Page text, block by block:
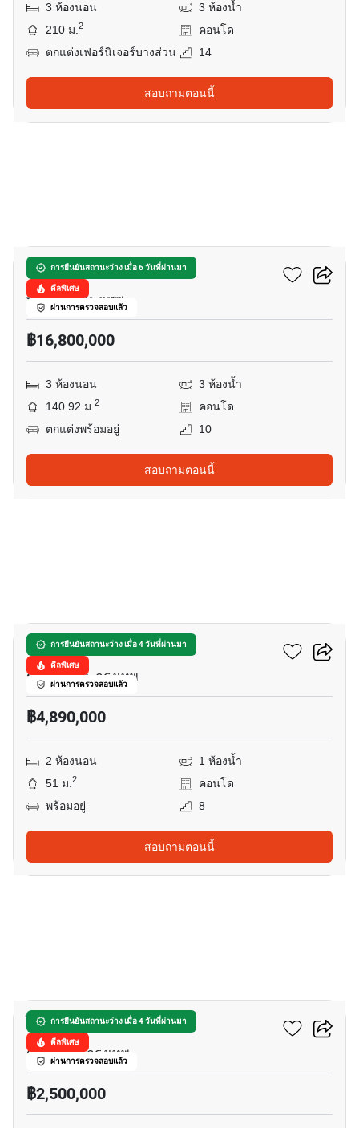
3 ห้องนอน
3 ห้องน้ำ
210 ม.2
คอนโด
ตกแต่งเฟอร์นิเจอร์บางส่วน
14
สอบถามตอนนี้
การยืนยันสถานะว่าง เมื่อ 6 วันที่ผ่านมา
ดีลพิเศษ
ผ่านการตรวจสอบแล้ว
เดอะ ไฮท์ คอนโดมิเนียม
ทองหล่อ, กรุงเทพ
฿16,800,000
3 ห้องนอน
3 ห้องน้ำ
140.92 ม.2
คอนโด
ตกแต่งพร้อมอยู่
10
สอบถามตอนนี้
การยืนยันสถานะว่าง เมื่อ 4 วันที่ผ่านมา
ดีลพิเศษ
ผ่านการตรวจสอบแล้ว
นิช โมโน รามคําแหง
รามคำแหง, กรุงเทพ
฿4,890,000
2 ห้องนอน
1 ห้องน้ำ
51 ม.2
คอนโด
พร้อมอยู่
8
สอบถามตอนนี้
การยืนยันสถานะว่าง เมื่อ 4 วันที่ผ่านมา
ดีลพิเศษ
ผ่านการตรวจสอบแล้ว
ไอดีโอ โมบิ สาทร
กรุงธนบุรี, กรุงเทพ
฿2,500,000